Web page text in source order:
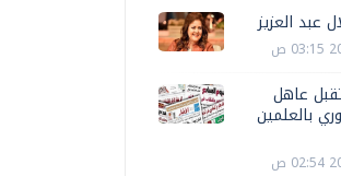
عاهل
بالعلمين